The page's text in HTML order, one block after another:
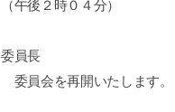
（午後２時０４分）
委員長
委員会を再開いたします。